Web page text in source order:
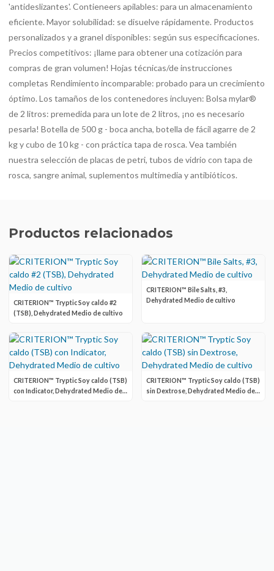
'antideslizantes'. Contieneers apilables: para un almacenamiento
eficiente. Mayor solubilidad: se disuelve rápidamente. Productos
personalizados y a granel disponibles: según sus especificaciones.
Precios competitivos: ¡llame para obtener una cotización para
compras de gran volumen! Hojas técnicas/de instrucciones
completas Rendimiento incomparable: probado para un crecimiento
óptimo. Los tamaños de los contenedores incluyen: Bolsa mylar®
de 2 litros: premedida para un lote de 2 litros, ¡no es necesario
pesarla! Botella de 500 g - boca ancha, botella de fácil agarre de 2
kg y cubo de 10 kg - con práctica tapa de rosca. Vea también
nuestra selección de placas de petri, tubos de vidrio con tapa de
rosca, sangre animal, suplementos multimedia y antibióticos.
Productos relacionados
CRITERION™ Tryptic Soy caldo #2
(TSB), Dehydrated Medio de cultivo
CRITERION™ Bile Salts, #3,
Dehydrated Medio de cultivo
CRITERION™ Tryptic Soy caldo (TSB)
con Indicator, Dehydrated Medio de
CRITERION™ Tryptic Soy caldo (TSB)
sin Dextrose, Dehydrated Medio de